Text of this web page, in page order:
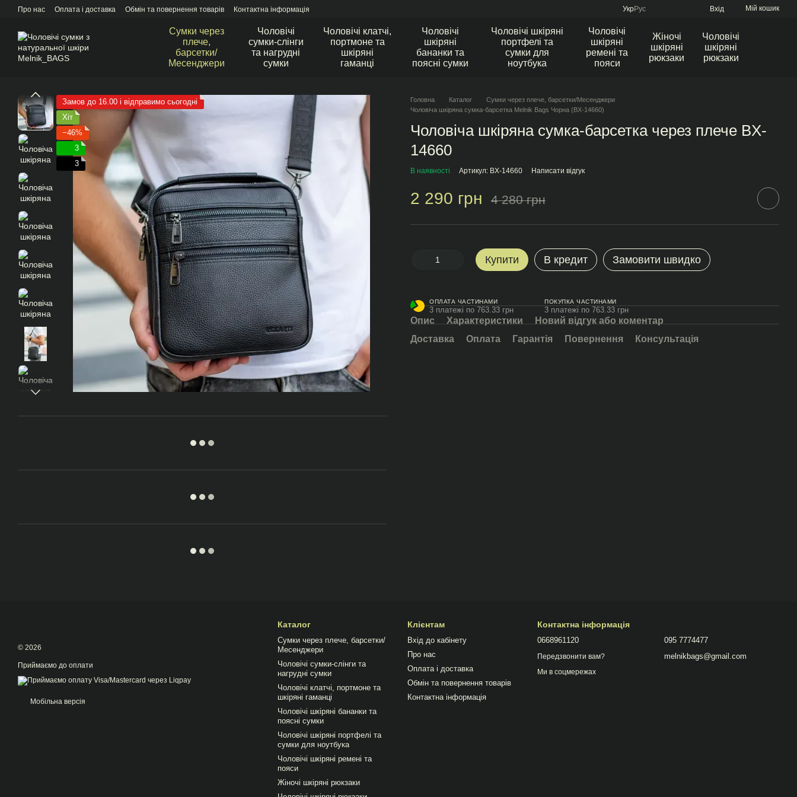
Перейти до основного контенту
Про нас Оплата і доставка Обмін та повернення товарів Контактна інформація УкрРус Вхід Мій кошик
Сумки через
плече,
барсетки/
Месенджери
Чоловічі
сумки-слінги
та нагрудні
сумки
Чоловічі клатчі,
портмоне та
шкіряні
гаманці
Чоловічі
шкіряні
бананки та
поясні сумки
Чоловічі шкіряні
портфелі та
сумки для
ноутбука
Чоловічі
шкіряні
ремені та
пояси
Жіночі
шкіряні
рюкзаки
Чоловічі
шкіряні
рюкзаки
Замов до 16.00 і відправимо сьогодні
Хіт
−46%
3
3
Головна Каталог
Сумки через плече, барсетки/Месенджери
Чоловіча шкіряна сумка-барсетка Melnik Bags Чорна (BX-14660)
Чоловіча шкіряна сумка-барсетка через плече BX-
14660
В наявності Артикул: BX-14660 Написати відгук
2 290 грн 4 280 грн
Купити В кредит Замовити швидко
ОПЛАТА ЧАСТИНАМИ
3 платежі по 763.33 грн
ПОКУПКА ЧАСТИНАМИ
3 платежі по 763.33 грн
Опис Характеристики
Новий відгук або коментар
Доставка
Оплата Гарантія Повернення Консультація
© 2026
Приймаємо до оплати
Мобільна версія
Каталог
Сумки через плече, барсетки/
Месенджери
Чоловічі сумки-слінги та
нагрудні сумки
Чоловічі клатчі, портмоне та
шкіряні гаманці
Чоловічі шкіряні бананки та
поясні сумки
Чоловічі шкіряні портфелі та
сумки для ноутбука
Чоловічі шкіряні ремені та
пояси
Жіночі шкіряні рюкзаки
Клієнтам
Вхід до кабінету
Про нас
Оплата і доставка
Обмін та повернення товарів
Контактна інформація
Контактна інформація
0668961120
Передзвонити вам?
095 7774477
melnikbags@gmail.com
Ми в соцмережах